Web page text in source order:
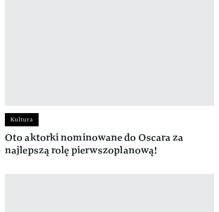
Kultura
Oto aktorki nominowane do Oscara za
najlepszą rolę pierwszoplanową!